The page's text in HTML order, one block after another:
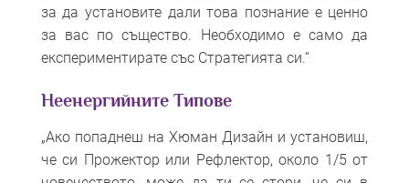
за да установите дали това познание е ценно
за вас по същество. Необходимо е само да
експериментирате със Стратегията си.“
Неенергийните Типове
„Ако попаднеш на Хюман Дизайн и установиш,
че си Прожектор или Рефлектор, около 1/5 от